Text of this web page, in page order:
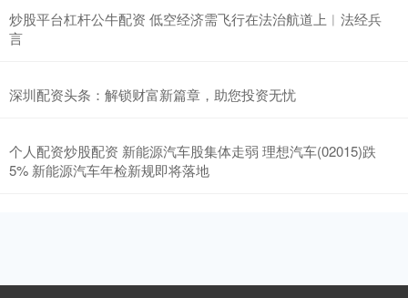
炒股平台杠杆公牛配资 低空经济需飞行在法治航道上︱法经兵
言
深圳配资头条：解锁财富新篇章，助您投资无忧
个人配资炒股配资 新能源汽车股集体走弱 理想汽车(02015)跌
5% 新能源汽车年检新规即将落地